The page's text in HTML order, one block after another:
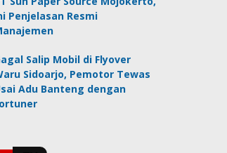
Penjelasan Resmi
Salip Mobil di Flyover
Sidoarjo, Pemotor Tewas
Adu Banteng dengan